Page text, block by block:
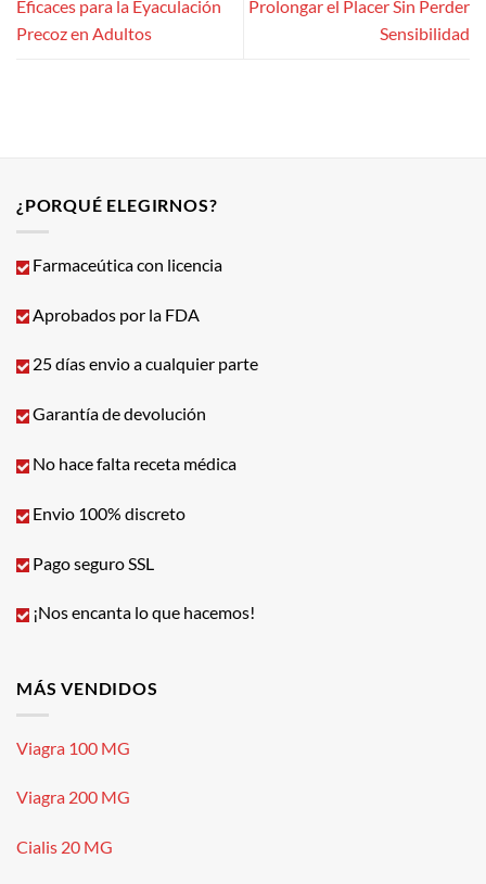
Eficaces para la Eyaculación
Precoz en Adultos
Prolongar el Placer Sin Perder
Sensibilidad
¿PORQUÉ ELEGIRNOS?
Farmaceútica con licencia
Aprobados por la FDA
25 días envio a cualquier parte
Garantía de devolución
No hace falta receta médica
Envio 100% discreto
Pago seguro SSL
¡Nos encanta lo que hacemos!
MÁS VENDIDOS
Viagra 100 MG
Viagra 200 MG
Cialis 20 MG